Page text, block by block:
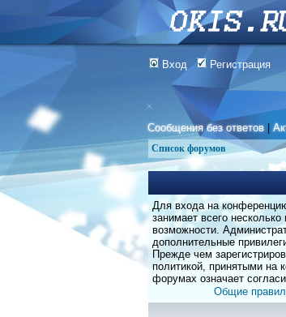
Вход Регистрация
Сообщения без ответов |
Список форумов
Для входа на
занимает всего
возможности.
дополнительные
Прежде чем
политикой, принятыми на
форумах означает
Общие